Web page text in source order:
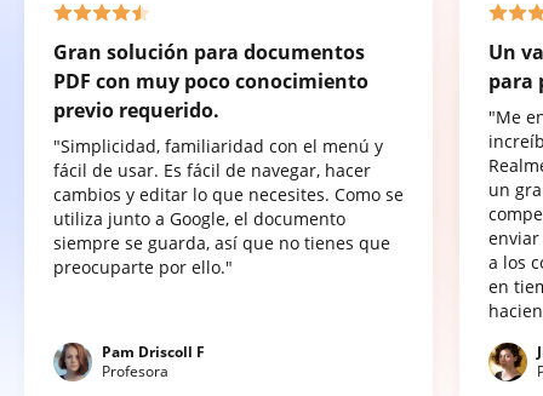
Gran solución para documentos
PDF con muy poco conocimiento
previo requerido.
"Simplicidad, familiaridad con el menú y
fácil de usar. Es fácil de navegar, hacer
cambios y editar lo que necesites. Como se
utiliza junto a Google, el documento
siempre se guarda, así que no tienes que
preocuparte por ello."
Pam Driscoll F
Profesora
Un
para
"Me
un
a los
en